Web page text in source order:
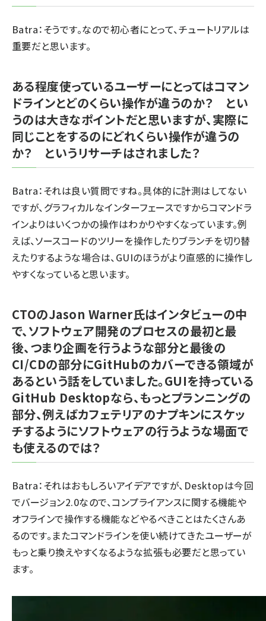
Batra：そうです。なので初心者にとって、チュートリアルは
重要だと思います。
ある程度使っているユーザーにとってはコマン
ドラインとどのくらい操作が違うのか？ とい
うのは大きなポイントだと思いますが、実際に
同じことをするのにどれくらい操作が違うの
か？ というリサーチはされました？
Batra：それは良い質問ですね。具体的に計測はしてない
ですが、グラフィカルなインターフェースですからコマンドラ
インよりはいくつかの操作はわかりやすくなっています。例
えば、ソースコードのツリーを操作したりブランチを切り替
えたりするような場合は、GUIのほうがより直感的に操作し
やすくなっていると思います。
CTOのJason Warner氏はインタビューの中
で、ソフトウェア開発のプロセスの最初と最
後、つまり企画を行うような部分と最後の
CI/CDの部分にGitHubのカバーできる領域が
あるという話をしていました。GUIを持っている
GitHub Desktopなら、もっとプランニングの
部分、例えばカフェテリアのナプキンにスケッ
チするようにソフトウェアの行うような場面で
も使えるのでは？
Batra：それはおもしろいアイデアですが、Desktopは今回
でバージョン2.0なので、コンプライアンスに関する機能や
オフラインで操作する機能などやるべきことはたくさんあ
るのです。またコマンドラインを使い続けてきたユーザーが
もっと乗り換えやすくなるような拡張も必要だと思ってい
ます。